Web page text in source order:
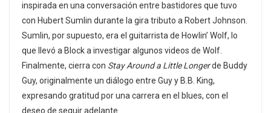
inspirada en una conversación entre bastidores que tuvo
con Hubert Sumlin durante la gira tributo a Robert Johnson.
Sumlin, por supuesto, era el guitarrista de Howlin’ Wolf, lo
que llevó a Block a investigar algunos videos de Wolf.
Finalmente, cierra con Stay Around a Little Longerde Buddy
Guy, originalmente un diálogo entre Guy y B.B. King,
expresando gratitud por una carrera en el blues, con el
deseo de seguir adelante.